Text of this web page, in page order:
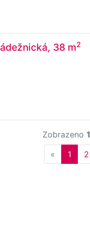
38 m2
Zobrazeno
« Previous
1 2